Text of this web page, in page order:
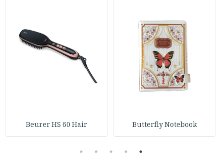
Butterfly Notebook
Beurer HS 60 Hair
1
2
3
4
5